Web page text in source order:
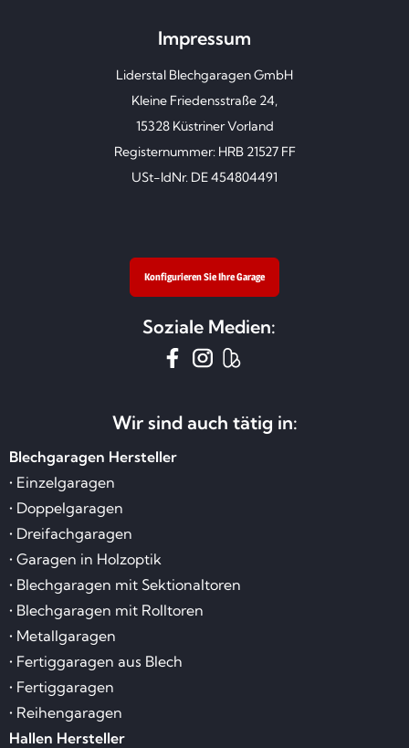
Impressum
Liderstal Blechgaragen GmbH
Kleine Friedensstraße 24,
15328 Küstriner Vorland
Registernummer: HRB 21527 FF
USt-IdNr. DE 454804491
Konfigurieren Sie Ihre Garage
Soziale Medien:
Wir sind auch tätig in:
Blechgaragen Hersteller
• Einzelgaragen
• Doppelgaragen
• Dreifachgaragen
• Garagen in Holzoptik
• Blechgaragen mit Sektionaltoren
• Blechgaragen mit Rolltoren
• Metallgaragen
• Fertiggaragen aus Blech
• Fertiggaragen
• Reihengaragen
Hallen Hersteller